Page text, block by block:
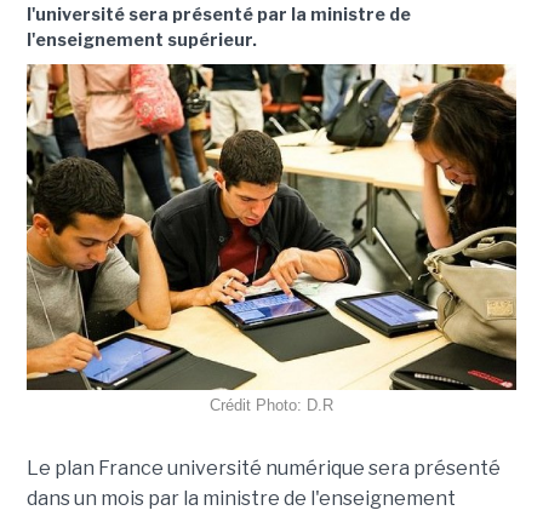
l'université sera présenté par la ministre de
l'enseignement supérieur.
Crédit Photo: D.R
Le plan France université numérique sera présenté
dans un mois par la ministre de l'enseignement